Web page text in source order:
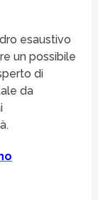
esaustivo
un possibile
di
da